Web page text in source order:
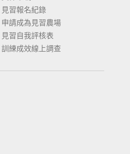
見習報名紀錄
申請成為見習農場
見習自我評核表
訓練成效線上調查